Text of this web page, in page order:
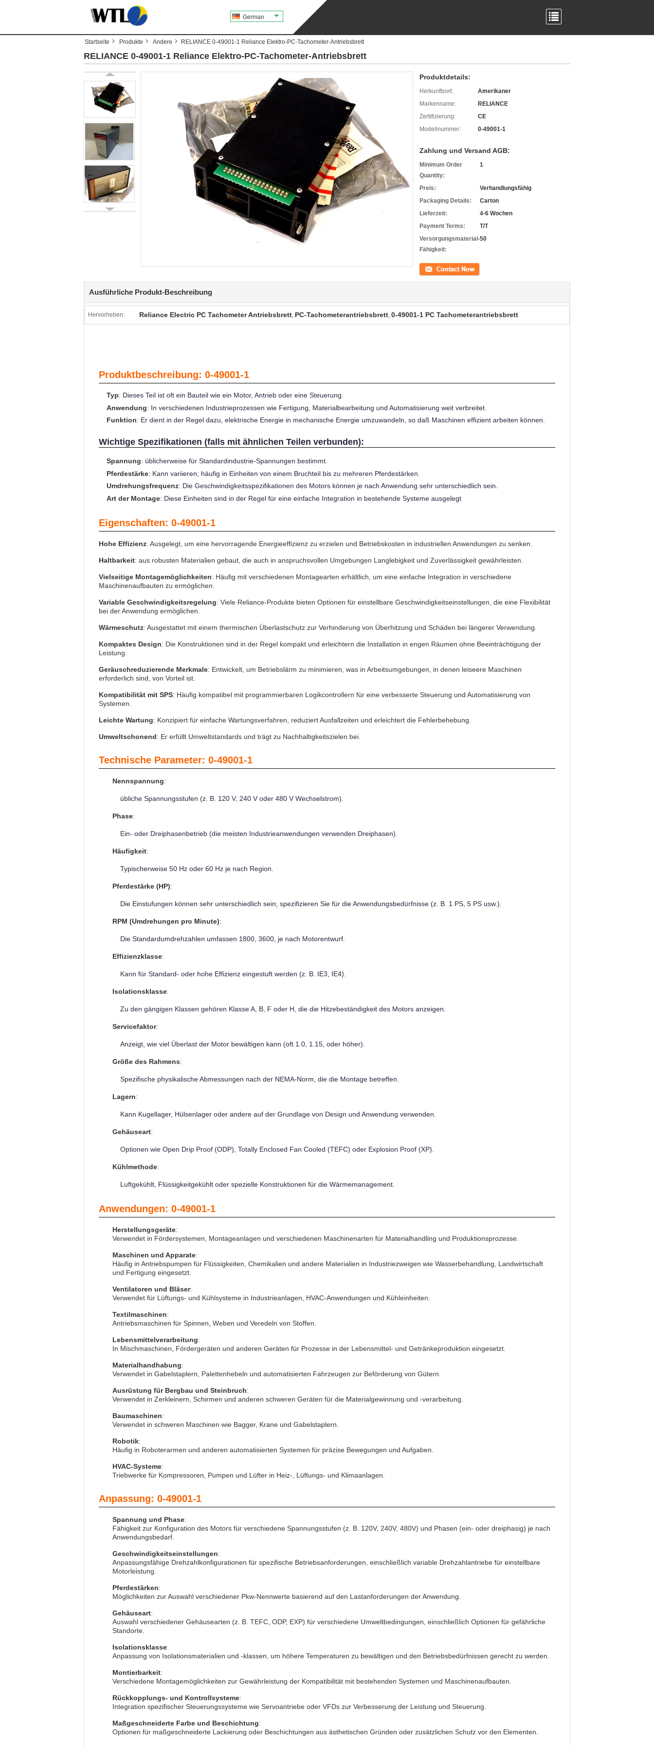
German
Startseite Produkte Andere RELIANCE 0-49001-1 Reliance Elektro-PC-Tachometer-Antriebsbrett
RELIANCE 0-49001-1 Reliance Elektro-PC-Tachometer-Antriebsbrett
Produktdetails:
Herkunftsort:
Amerikaner
Markenname:
RELIANCE
Zertifizierung:
CE
Modellnummer:
0-49001-1
Zahlung und Versand AGB:
Minimum Order
Quantity:
1
Preis:
Verhandlungsfähig
Packaging Details:
Carton
Lieferzeit:
4-6 Wochen
Payment Terms:
T/T
Versorgungsmaterial-
Fähigkeit:
50
Kontakt
Ausführliche Produkt-Beschreibung
Hervorheben: Reliance Electric PC Tachometer Antriebsbrett, PC-Tachometerantriebsbrett, 0-49001-1 PC Tachometerantriebsbrett
Produktbeschreibung: 0-49001-1
Typ: Dieses Teil ist oft ein Bauteil wie ein Motor, Antrieb oder eine Steuerung.
Anwendung: In verschiedenen Industrieprozessen wie Fertigung, Materialbearbeitung und Automatisierung weit verbreitet.
Funktion: Er dient in der Regel dazu, elektrische Energie in mechanische Energie umzuwandeln, so daß Maschinen effizient arbeiten können.
Wichtige Spezifikationen (falls mit ähnlichen Teilen verbunden):
Spannung: üblicherweise für Standardindustrie-Spannungen bestimmt.
Pferdestärke: Kann variieren; häufig in Einheiten von einem Bruchteil bis zu mehreren Pferdestärken.
Umdrehungsfrequenz: Die Geschwindigkeitsspezifikationen des Motors können je nach Anwendung sehr unterschiedlich sein.
Art der Montage: Diese Einheiten sind in der Regel für eine einfache Integration in bestehende Systeme ausgelegt
Eigenschaften: 0-49001-1
Hohe Effizienz: Ausgelegt, um eine hervorragende Energieeffizienz zu erzielen und Betriebskosten in industriellen Anwendungen zu senken.
Haltbarkeit: aus robusten Materialien gebaut, die auch in anspruchsvollen Umgebungen Langlebigkeit und Zuverlässigkeit gewährleisten.
Vielseitige Montagemöglichkeiten: Häufig mit verschiedenen Montagearten erhältlich, um eine einfache Integration in verschiedene
Maschinenaufbauten zu ermöglichen.
Variable Geschwindigkeitsregelung: Viele Reliance-Produkte bieten Optionen für einstellbare Geschwindigkeitseinstellungen, die eine Flexibilität
bei der Anwendung ermöglichen.
Wärmeschutz: Ausgestattet mit einem thermischen Überlastschutz zur Verhinderung von Überhitzung und Schäden bei längerer Verwendung.
Kompaktes Design: Die Konstruktionen sind in der Regel kompakt und erleichtern die Installation in engen Räumen ohne Beeinträchtigung der
Leistung.
Geräuschreduzierende Merkmale: Entwickelt, um Betriebslärm zu minimieren, was in Arbeitsumgebungen, in denen leiseere Maschinen
erforderlich sind, von Vorteil ist.
Kompatibilität mit SPS: Häufig kompatibel mit programmierbaren Logikcontrollern für eine verbesserte Steuerung und Automatisierung von
Systemen.
Leichte Wartung: Konzipiert für einfache Wartungsverfahren, reduziert Ausfallzeiten und erleichtert die Fehlerbehebung.
Umweltschonend: Er erfüllt Umweltstandards und trägt zu Nachhaltigkeitszielen bei.
Technische Parameter: 0-49001-1
Nennspannung:
übliche Spannungsstufen (z. B. 120 V, 240 V oder 480 V Wechselstrom).
Phase:
Ein- oder Dreiphasenbetrieb (die meisten Industrieanwendungen verwenden Dreiphasen).
Häufigkeit:
Typischerweise 50 Hz oder 60 Hz je nach Region.
Pferdestärke (HP):
Die Einstufungen können sehr unterschiedlich sein; spezifizieren Sie für die Anwendungsbedürfnisse (z. B. 1 PS, 5 PS usw.).
RPM (Umdrehungen pro Minute):
Die Standardumdrehzahlen umfassen 1800, 3600, je nach Motorentwurf.
Effizienzklasse:
Kann für Standard- oder hohe Effizienz eingestuft werden (z. B. IE3, IE4).
Isolationsklasse:
Zu den gängigen Klassen gehören Klasse A, B, F oder H, die die Hitzebeständigkeit des Motors anzeigen.
Servicefaktor:
Anzeigt, wie viel Überlast der Motor bewältigen kann (oft 1.0, 1.15, oder höher).
Größe des Rahmens:
Spezifische physikalische Abmessungen nach der NEMA-Norm, die die Montage betreffen.
Lagern:
Kann Kugellager, Hülsenlager oder andere auf der Grundlage von Design und Anwendung verwenden.
Gehäuseart:
Optionen wie Open Drip Proof (ODP), Totally Enclosed Fan Cooled (TEFC) oder Explosion Proof (XP).
Kühlmethode:
Luftgekühlt, Flüssigkeitgekühlt oder spezielle Konstruktionen für die Wärmemanagement.
Anwendungen: 0-49001-1
Herstellungsgeräte:
Verwendet in Fördersystemen, Montageanlagen und verschiedenen Maschinenarten für Materialhandling und Produktionsprozesse.
Maschinen und Apparate:
Häufig in Antriebspumpen für Flüssigkeiten, Chemikalien und andere Materialien in Industriezweigen wie Wasserbehandlung, Landwirtschaft
und Fertigung eingesetzt.
Ventilatoren und Bläser:
Verwendet für Lüftungs- und Kühlsysteme in Industrieanlagen, HVAC-Anwendungen und Kühleinheiten.
Textilmaschinen:
Antriebsmaschinen für Spinnen, Weben und Veredeln von Stoffen.
Lebensmittelverarbeitung:
In Mischmaschinen, Fördergeräten und anderen Geräten für Prozesse in der Lebensmittel- und Getränkeproduktion eingesetzt.
Materialhandhabung:
Verwendet in Gabelstaplern, Palettenhebeln und automatisierten Fahrzeugen zur Beförderung von Gütern.
Ausrüstung für Bergbau und Steinbruch:
Verwendet in Zerkleinern, Schirmen und anderen schweren Geräten für die Materialgewinnung und -verarbeitung.
Baumaschinen:
Verwendet in schweren Maschinen wie Bagger, Krane und Gabelstaplern.
Robotik:
Häufig in Roboterarmen und anderen automatisierten Systemen für präzise Bewegungen und Aufgaben.
HVAC-Systeme:
Triebwerke für Kompressoren, Pumpen und Lüfter in Heiz-, Lüftungs- und Klimaanlagen.
Anpassung: 0-49001-1
Spannung und Phase:
Fähigkeit zur Konfiguration des Motors für verschiedene Spannungsstufen (z. B. 120V, 240V, 480V) und Phasen (ein- oder dreiphasig) je nach
Anwendungsbedarf.
Geschwindigkeitseinstellungen:
Anpassungsfähige Drehzahlkonfigurationen für spezifische Betriebsanforderungen, einschließlich variable Drehzahlantriebe für einstellbare
Motorleistung.
Pferdestärken:
Möglichkeiten zur Auswahl verschiedener Pkw-Nennwerte basierend auf den Lastanforderungen der Anwendung.
Gehäuseart:
Auswahl verschiedener Gehäusearten (z. B. TEFC, ODP, EXP) für verschiedene Umweltbedingungen, einschließlich Optionen für gefährliche
Standorte.
Isolationsklasse:
Anpassung von Isolationsmaterialien und -klassen, um höhere Temperaturen zu bewältigen und den Betriebsbedürfnissen gerecht zu werden.
Montierbarkeit:
Verschiedene Montagemöglichkeiten zur Gewährleistung der Kompatibilität mit bestehenden Systemen und Maschinenaufbauten.
Rückkopplungs- und Kontrollsysteme:
Integration spezifischer Steuerungssysteme wie Servoantriebe oder VFDs zur Verbesserung der Leistung und Steuerung.
Maßgeschneiderte Farbe und Beschichtung:
Optionen für maßgeschneiderte Lackierung oder Beschichtungen aus ästhetischen Gründen oder zusätzlichen Schutz vor den Elementen.